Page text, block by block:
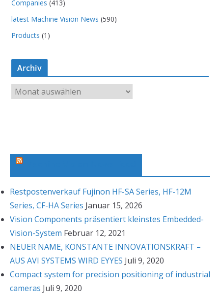
Companies (413)
latest Machine Vision News (590)
Products (1)
Archiv
r
Restpostenverkauf Fujinon HF-SA Series, HF-12M
Series, CF-HA Series Januar 15, 2026
Vision Components präsentiert kleinstes Embedded-
Vision-System Februar 12, 2021
NEUER NAME, KONSTANTE INNOVATIONSKRAFT –
AUS AVI SYSTEMS WIRD EYYES Juli 9, 2020
Compact system for precision positioning of industrial
cameras Juli 9, 2020